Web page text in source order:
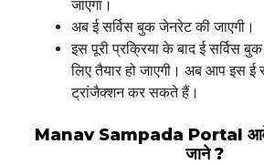
जाएगा।
अब ई सर्विस बुक जेनरेट की जाएगी।
इस पूरी प्रक्रिया के बाद ई सर्विस
लिए तैयार हो जाएगी। अब आप इस ई
ट्रांजैक्शन कर सकते हैं।
Manav Sampada Portal
जाने ?